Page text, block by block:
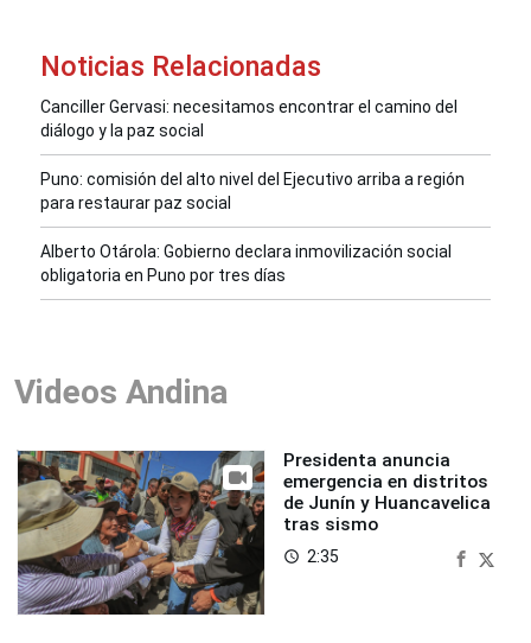
Noticias Relacionadas
Canciller Gervasi: necesitamos encontrar el camino del
diálogo y la paz social
Puno: comisión del alto nivel del Ejecutivo arriba a región
para restaurar paz social
Alberto Otárola: Gobierno declara inmovilización social
obligatoria en Puno por tres días
Videos Andina
Presidenta anuncia
emergencia en distritos
de Junín y Huancavelica
tras sismo
access_time 2:35